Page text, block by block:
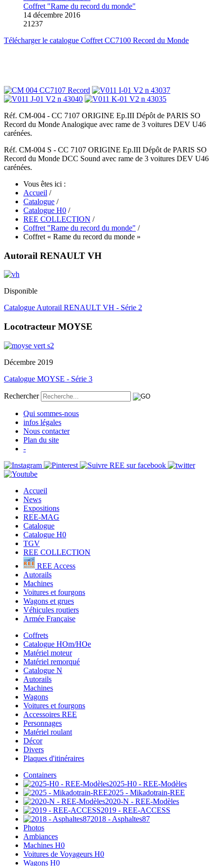
Coffret "Rame du record du monde"
14 décembre 2016
21237
Télécharger le catalogue Coffret CC7100 Record du Monde
Réf. CM-004 - CC 7107 ORIGINE Ep.III Dépôt de PARIS SO
Record du Monde Analogique avec rame de 3 voitures DEV U46
carénées.
Réf. CM-004 S - CC 7107 ORIGINE Ep.III Dépôt de PARIS SO
Record du Monde DCC Sound avec rame de 3 voitures DEV U46
carénées.
Vous êtes ici :
Accueil /
Catalogue /
Catalogue H0 /
REE COLLECTION /
Coffret "Rame du record du monde" /
Coffret « Rame du record du monde »
Autorail RENAULT VH
Disponible
Catalogue Autorail RENAULT VH - Série 2
Locotracteur MOYSE
Décembre 2019
Catalogue MOYSE - Série 3
Rechercher
Qui sommes-nous
infos légales
Nous contacter
Plan du site
-
Accueil
News
Expositions
REE-MAG
Catalogue
Catalogue H0
TGV
REE COLLECTION
REE Access
Autorails
Machines
Voitures et fourgons
Wagons et grues
Véhicules routiers
Armée Française
Coffrets
Catalogue HOm/HOe
Matériel moteur
Matériel remorqué
Catalogue N
Autorails
Machines
Wagons
Voitures et fourgons
Accessoires REE
Personnages
Matériel roulant
Décor
Divers
Plaques d'itinéraires
Containers
2025-H0 - REE-Modèles
2025 - Mikadotrain-REE
2020-N - REE-Modèles
2019 - REE-ACCESS
2018 - Asphaltes87
Photos
Ambiances
Machines H0
Voitures de Voyageurs H0
Wagons H0